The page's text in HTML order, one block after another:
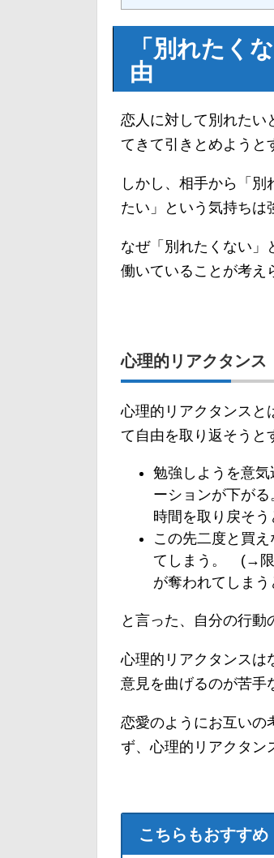
「別れたく
由
恋人に対して別れたい
てきて引きとめようと
しかし、相手から「
たい」という気持ちは
なぜ「別れたくない」
働いていることが考え
心理的リアクタンス
心理的リアクタンスと
て自由を取り返そうと
勉強しようを意
ーションが下が
時間を取り戻そう
この先二度と買
てしまう。 (→限
が奪われてしま
と言った、自分の行動
心理的リアクタンスは
意見を曲げるのが苦手
恋愛のようにお互いの
ず、心理的リアクタン
こちらもおすすめ